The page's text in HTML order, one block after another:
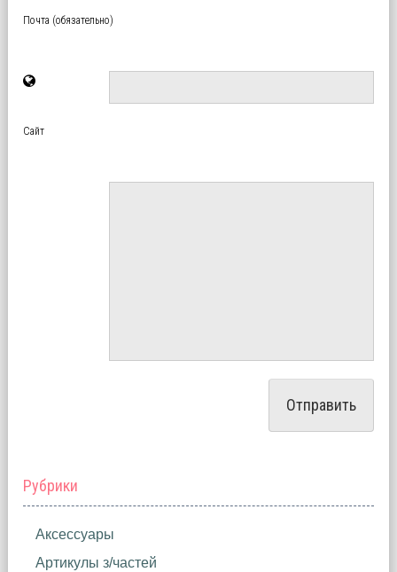
Почта (обязательно)
Сайт
Рубрики
Аксессуары
Артикулы з/частей